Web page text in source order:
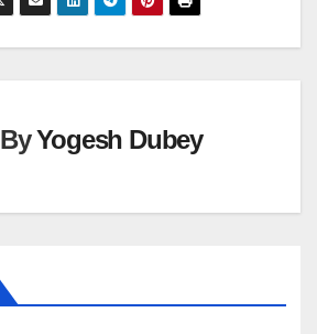
ByYogesh Dubey